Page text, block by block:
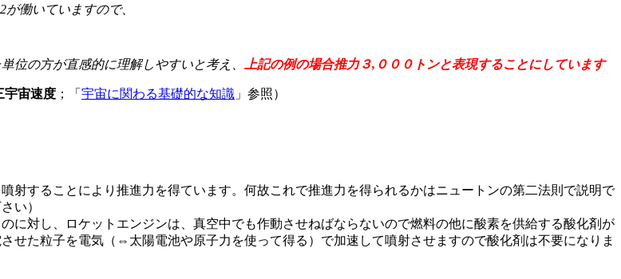
働いていますので、
位の方が直感的に理解しやすいと考え、 上記の例の場合推力３,０００トンと表現することにしています
宇宙速度 ；「 宇宙に関わる基礎的な知識 」参照）
射することにより推進力を得ています。何故これで推進力を得られるかはニュートンの第二法則で説明で
い）
対し、ロケットエンジンは、真空中でも作動させねばならないので燃料の他に酸素を供給する酸化剤が
せた粒子を電気（⇔太陽電池や原子力を使って得る）で加速して噴射させますので酸化剤は不要になりま